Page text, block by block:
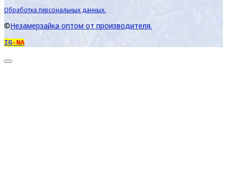
Обработка персональных данных.
©Незамерзайка оптом от производителя.
IG-NA